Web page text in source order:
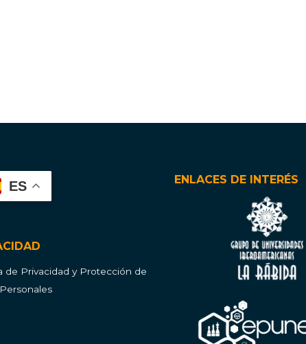
ES
de Privacidad y Protección de
ENLACES DE INTERÉS